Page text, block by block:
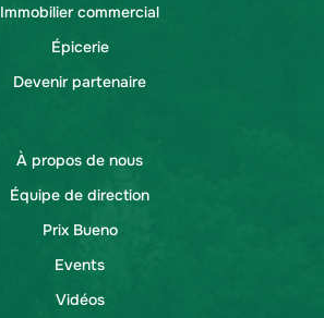
Immobilier commercial
Épicerie
Devenir partenaire
À propos de nous
Équipe de direction
Prix Bueno
Events
Vidéos